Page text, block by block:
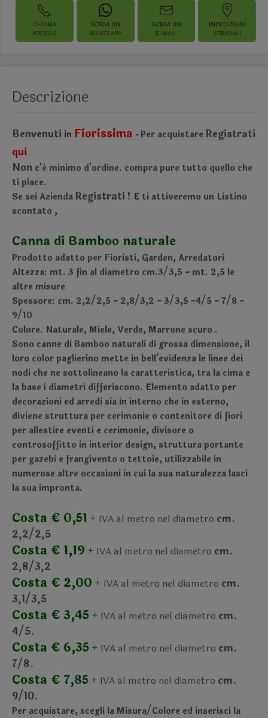
CHIAMA
ADESSO
SCRIVI UN
WHATSAPP
SCRIVI UN
E-MAIL
INDICAZIONI
STRADALI
Descrizione
Benvenuti in Fiorissima - Per acquistare Registrati
qui
Non c'é minimo d'ordine. compra pure tutto quello che
ti piace.
Se sei Azienda Registrati ! E ti attiveremo un Listino
scontato ,
Canna di Bamboo naturale
Prodotto adatto per Fioristi, Garden, Arredatori
Altezza: mt. 3 fin al diametro cm.3/3,5 - mt. 2,5 le
altre misure
Spessore: cm. 2,2/2,5 - 2,8/3,2 - 3/3,5 -4/5 - 7/8 -
9/10
Colore. Naturale, Miele, Verde, Marrone scuro .
Sono canne di Bamboo naturali di grossa dimensione, il
loro color paglierino mette in bell'evidenza le linee dei
nodi che ne sottolineano la caratteristica, tra la cima e
la base i diametri differiscono. Elemento adatto per
decorazioni ed arredi sia in interno che in esterno,
diviene struttura per cerimonie o contenitore di fiori
per allestire eventi e cerimonie, divisore o
controsoffitto in interior design, struttura portante
per gazebi e frangivento o tettoie, utilizzabile in
numerose altre occasioni in cui la sua naturalezza lasci
la sua impronta.
Costa € 0,51 + IVA al metro nel diametro cm.
2,2/2,5
Costa € 1,19 + IVA al metro nel diametro cm.
2,8/3,2
Costa € 2,00 + IVA al metro nel diametro cm.
3,1/3,5
Costa € 3,45 + IVA al metro nel diametro cm.
4/5.
Costa € 6,35 + IVA al metro nel diametro cm.
7/8.
Costa € 7,85 + IVA al metro nel diametro cm.
9/10.
Per acquistare, scegli la Misura/Colore ed inserisci la